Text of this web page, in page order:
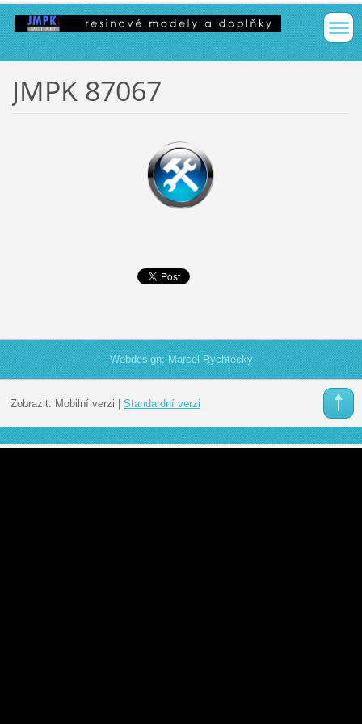
JMPK 87067
Webdesign: Marcel Rychtecký
Zobrazit: Mobilní verzi Standardní verzi